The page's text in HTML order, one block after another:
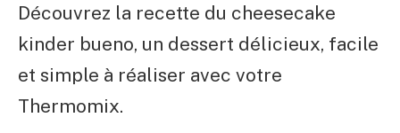
Découvrez la recette du cheesecake
kinder bueno, un dessert délicieux, facile
et simple à réaliser avec votre
Thermomix.